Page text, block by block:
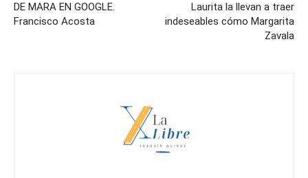
DE MARA EN GOOGLE.
Francisco Acosta
Laurita la llevan a traer
indeseables cómo Margarita
Zavala